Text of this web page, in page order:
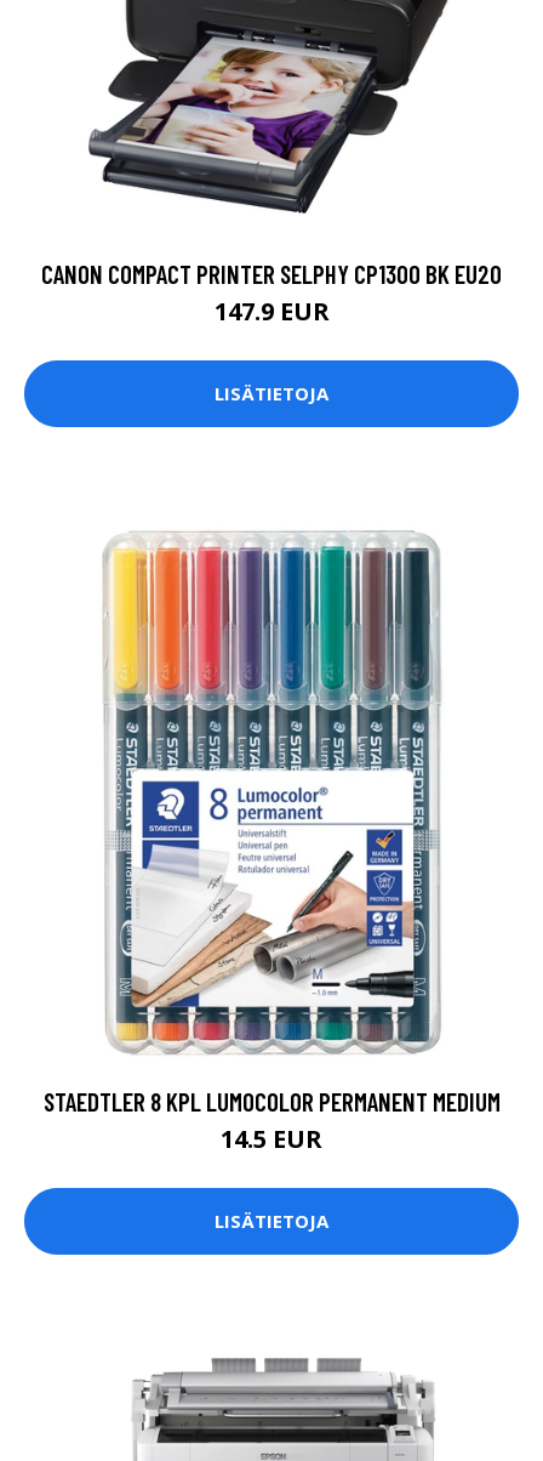
CANON COMPACT PRINTER SELPHY CP1300 BK EU20
147.9 EUR
LISÄTIETOJA
STAEDTLER 8 KPL LUMOCOLOR PERMANENT MEDIUM
14.5 EUR
LISÄTIETOJA